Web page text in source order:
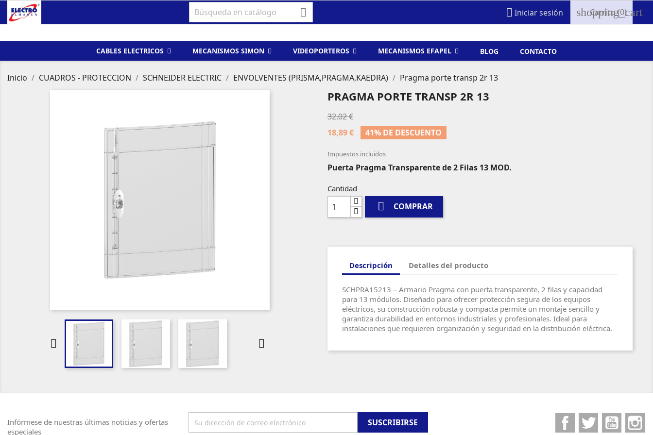
  Iniciar sesión shopping_cart
Carrito(0)
CABLES ELECTRICOS MECANISMOS SIMON VIDEOPORTEROS MECANISMOS EFAPEL BLOG CONTACTO
Inicio CUADROS - PROTECCION SCHNEIDER ELECTRIC ENVOLVENTES (PRISMA,PRAGMA,KAEDRA) Pragma porte transp 2r 13
 
PRAGMA PORTE TRANSP 2R 13
32,02 €
18,89 €
41% DE DESCUENTO
Impuestos incluidos
Puerta Pragma Transparente de 2 Filas 13 MOD.
Cantidad
 COMPRAR
Descripción Detalles del producto
SCHPRA15213 – Armario Pragma con puerta transparente, 2 filas y capacidad
para 13 módulos. Diseñado para ofrecer protección segura de los equipos
eléctricos, su construcción robusta y compacta permite un montaje sencillo y
garantiza durabilidad en entornos industriales y profesionales. Ideal para
instalaciones que requieren organización y seguridad en la distribución eléctrica.
Infórmese de nuestras últimas noticias y ofertas
especiales
FacebookTwitter YouTube